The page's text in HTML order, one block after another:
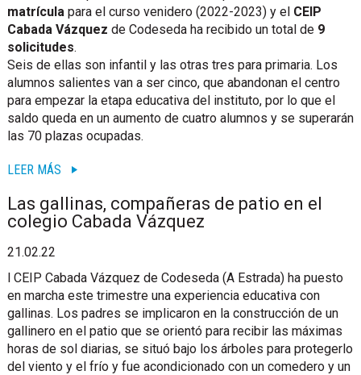
matrículapara el curso venidero (2022-2023) y el CEIP
Cabada Vázquez de Codeseda ha recibido un total de 9
solicitudes.
Seis de ellas son infantil y las otras tres para primaria. Los
alumnos salientes van a ser cinco, que abandonan el centro
para empezar la etapa educativa del instituto, por lo que el
saldo queda en un aumento de cuatro alumnos y se superarán
las 70 plazas ocupadas.
LEER MÁS
Las gallinas, compañeras de patio en el
colegio Cabada Vázquez
21.02.22
l CEIP Cabada Vázquez de Codeseda (A Estrada) ha puesto
en marcha este trimestre una experiencia educativa con
gallinas. Los padres se implicaron en la construcción de un
gallinero en el patio que se orientó para recibir las máximas
horas de sol diarias, se situó bajo los árboles para protegerlo
del viento y el frío y fue acondicionado con un comedero y un